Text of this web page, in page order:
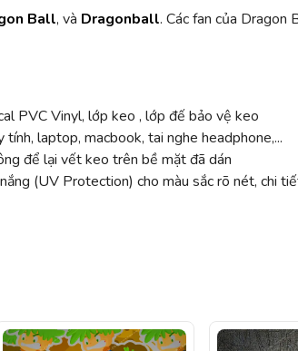
Ball, và Dragonball. Các fan của Dragon
PVC Vinyl, lớp keo , lớp đế bảo vệ keo
laptop, macbook, tai nghe headphone,...
để lại vết keo trên bề mặt đã dán
(UV Protection) cho màu sắc rõ nét, chi